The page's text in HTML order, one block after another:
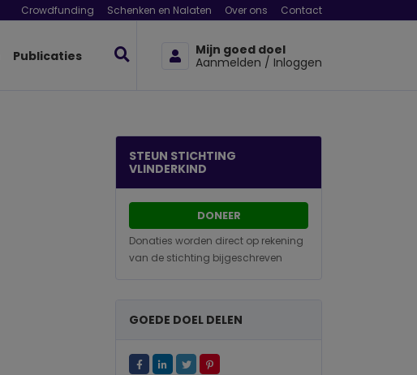
Crowdfunding Schenken en Nalaten Over ons Contact
Publicaties
Mijn goed doel
Aanmelden / Inloggen
STEUN STICHTING
VLINDERKIND
DONEER
Donaties worden direct op rekening
van de stichting bijgeschreven
GOEDE DOEL DELEN